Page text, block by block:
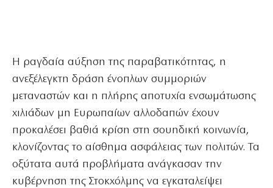
Η ραγδαία αύξηση της παραβατικότητας, η
ανεξέλεγκτη δράση ένοπλων συμμοριών
μεταναστών και η πλήρης αποτυχία ενσωμάτωσης
χιλιάδων μη Ευρωπαίων αλλοδαπών έχουν
προκαλέσει βαθιά κρίση στη σουηδική κοινωνία,
κλονίζοντας το αίσθημα ασφάλειας των πολιτών. Τα
οξύτατα αυτά προβλήματα ανάγκασαν την
κυβέρνηση της Στοκχόλμης να εγκαταλείψει